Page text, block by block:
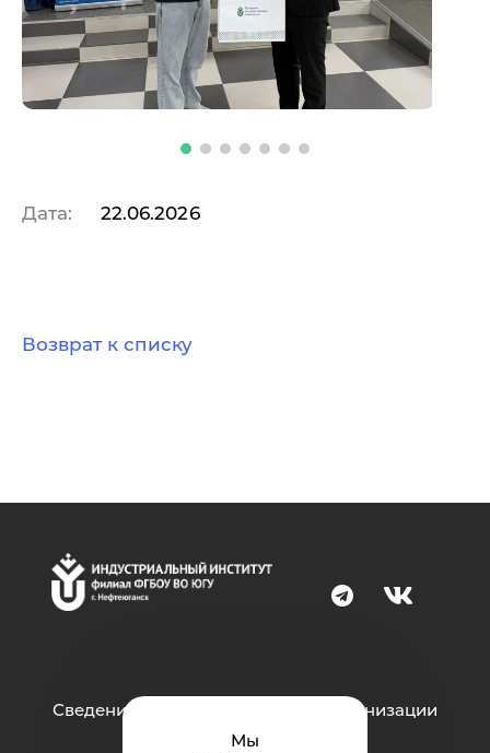
Мы
Дата: 22.06.2026
Возврат к списку
Сведения об образовательной организации